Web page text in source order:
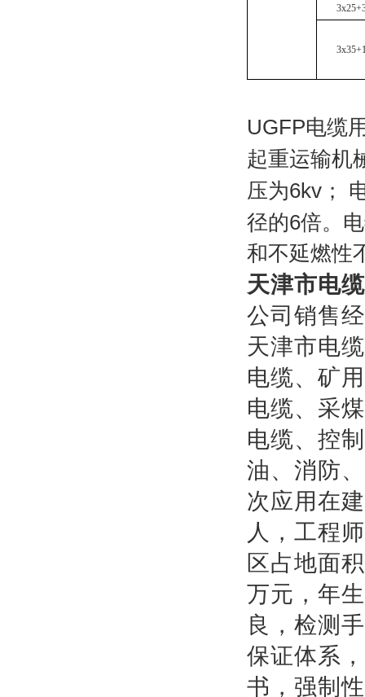
UGFP电缆
起重运输机
压为6kv ；
径的6倍。
和不延燃性
天津市电
公司销售
天津市电
电缆、矿
电缆、采
电缆、控
油、消防
次应用在
人，工程师
区占地面积
万元，年
良，检测
保证体系
书，强制性